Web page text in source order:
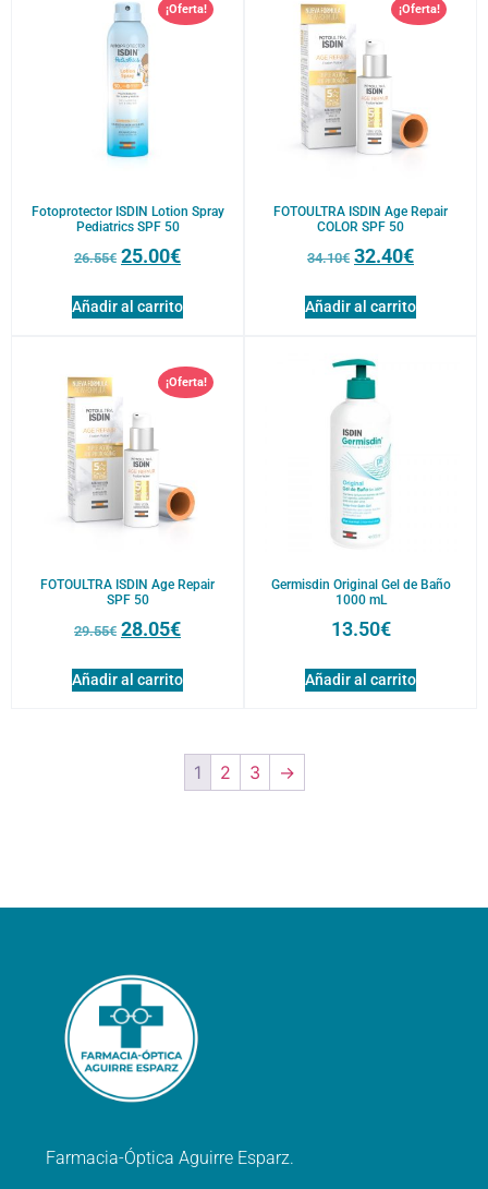
¡Oferta!
Fotoprotector ISDIN Lotion Spray
Pediatrics SPF 50
26.55€ 25.00€
Añadir al carrito
¡Oferta!
FOTOULTRA ISDIN Age Repair
COLOR SPF 50
34.10€ 32.40€
Añadir al carrito
¡Oferta!
FOTOULTRA ISDIN Age Repair
SPF 50
29.55€ 28.05€
Añadir al carrito
Germisdin Original Gel de Baño
1000 mL
13.50€
Añadir al carrito
1 2 3 →
Farmacia-Óptica Aguirre Esparz.